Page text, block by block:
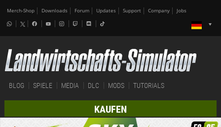
Merch-Shop Downloads Forum Updates Support Company Jobs
BLOG SPIELE MEDIA DLC MODS TUTORIALS
KAUFEN